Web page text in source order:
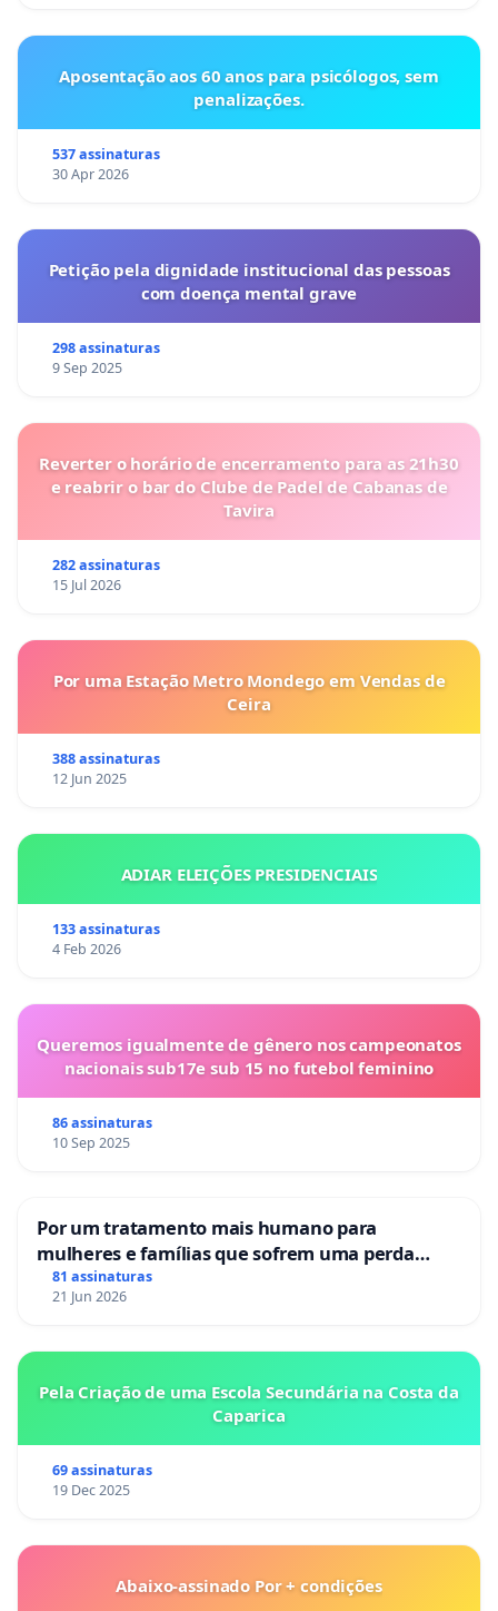
Aposentação aos 60 anos para psicólogos, sem
penalizações.
537 assinaturas
30 Apr 2026
Petição pela dignidade institucional das pessoas
com doença mental grave
298 assinaturas
9 Sep 2025
Reverter o horário de encerramento para as 21h30
e reabrir o bar do Clube de Padel de Cabanas de
Tavira
282 assinaturas
15 Jul 2026
Por uma Estação Metro Mondego em Vendas de
Ceira
388 assinaturas
12 Jun 2025
ADIAR ELEIÇÕES PRESIDENCIAIS
133 assinaturas
4 Feb 2026
Queremos igualmente de gênero nos campeonatos
nacionais sub17e sub 15 no futebol feminino
86 assinaturas
10 Sep 2025
Por um tratamento mais humano para
mulheres e famílias que sofrem uma perda
gestacional nos hospitais portugueses
81 assinaturas
21 Jun 2026
Pela Criação de uma Escola Secundária na Costa da
Caparica
69 assinaturas
19 Dec 2025
Abaixo-assinado Por + condições